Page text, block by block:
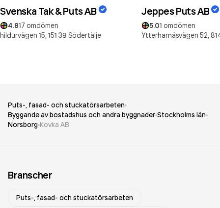
Svenska Tak & Puts AB
4.817 omdömen
hildurvägen 15, 151 39 Södertälje
Jeppes Puts AB
5.01 omdömen
Ytterharnäsvägen 52,
Puts-, fasad- och stuckatörsarbeten
Byggande av bostadshus och andra byggnader Stockholms län
Norsborg Kovka AB
Branscher
Puts-, fasad- och stuckatörsarbeten